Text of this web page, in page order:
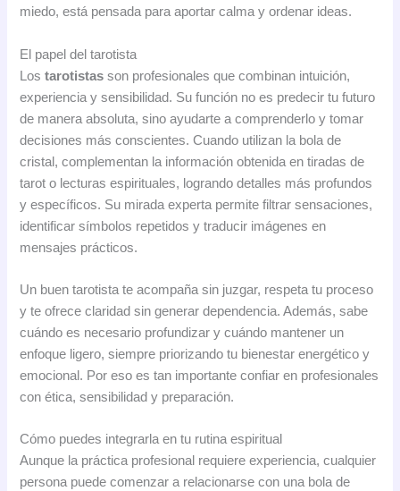
miedo, está pensada para aportar calma y ordenar ideas.
El papel del tarotista
Lostarotistasson profesionales que combinan intuición,
experiencia y sensibilidad. Su función no es predecir tu futuro
de manera absoluta, sino ayudarte a comprenderlo y tomar
decisiones más conscientes. Cuando utilizan la bola de
cristal, complementan la información obtenida en tiradas de
tarot o lecturas espirituales, logrando detalles más profundos
y específicos. Su mirada experta permite filtrar sensaciones,
identificar símbolos repetidos y traducir imágenes en
mensajes prácticos.
Un buen tarotista te acompaña sin juzgar, respeta tu proceso
y te ofrece claridad sin generar dependencia. Además, sabe
cuándo es necesario profundizar y cuándo mantener un
enfoque ligero, siempre priorizando tu bienestar energético y
emocional. Por eso es tan importante confiar en profesionales
con ética, sensibilidad y preparación.
Cómo puedes integrarla en tu rutina espiritual
Aunque la práctica profesional requiere experiencia, cualquier
persona puede comenzar a relacionarse con una bola de